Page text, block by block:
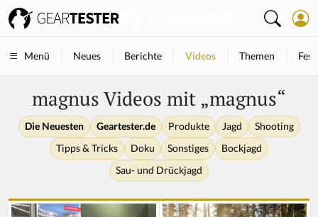
Menü Neues Berichte Videos Themen
magnus Videos mit „magnus“
Die Neuesten Geartester.de Produkte Jagd
Shooting
Tipps & Tricks
Doku Sonstiges
Bockjagd
Sau- und Drückjagd